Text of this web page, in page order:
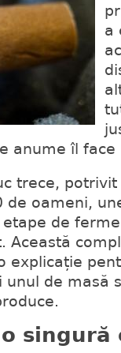
a
anume îl face
trece,
oameni,
de
Această
explicație
de masă
singură